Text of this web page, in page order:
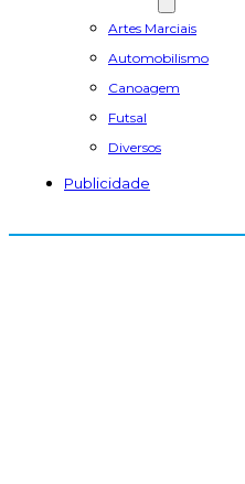
Artes Marciais
Automobilismo
Canoagem
Futsal
Diversos
Publicidade